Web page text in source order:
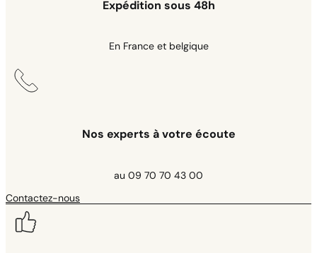
Expédition sous 48h
En France et belgique
Nos experts à votre écoute
au 09 70 70 43 00
Contactez-nous